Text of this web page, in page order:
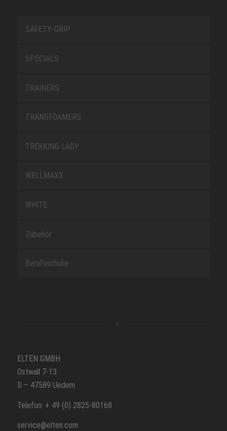
SAFETY-GRIP
SPECIALS
TRAINERS
TRANSFOAMERS
TREKKING LADY
WELLMAXX
WHITE
Zubehör
Berufsschuhe
ELTEN GMBH
Ostwall 7-13
D – 47589 Uedem
Telefon: + 49 (0) 2825-80168
service@elten.com